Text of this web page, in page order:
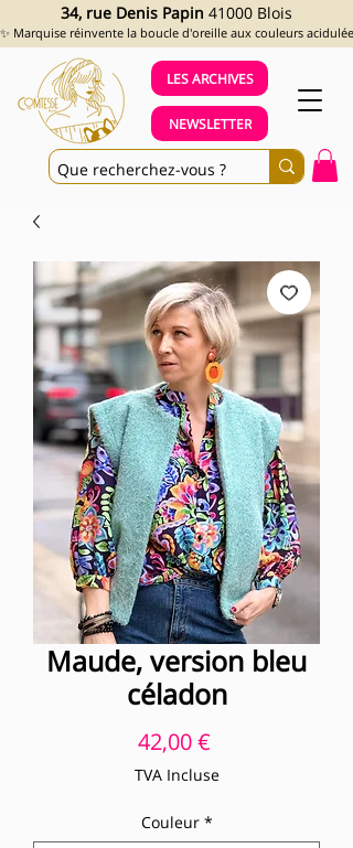
LES ARCHIVES
NEWSLETTER
34, rue Denis Papin 41000 Blois
✨ Marquise réinvente la boucle d'oreille aux couleurs
Maude, version bleu
céladon
42,00 €Prix
TVA Incluse
Couleur *